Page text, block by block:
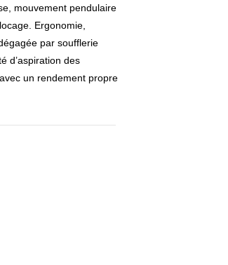
mouvement pendulaire
Ergonomie,
par soufflerie
d’aspiration des
un rendement propre